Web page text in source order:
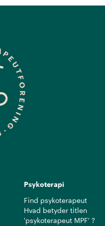
Psykoterapi
Find psykoterapeut
Hvad betyder titlen
'psykoterapeut MPF' ?